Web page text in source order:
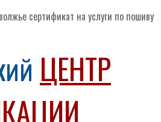
сертификат на услуги по пошиву
ЦЕНТР